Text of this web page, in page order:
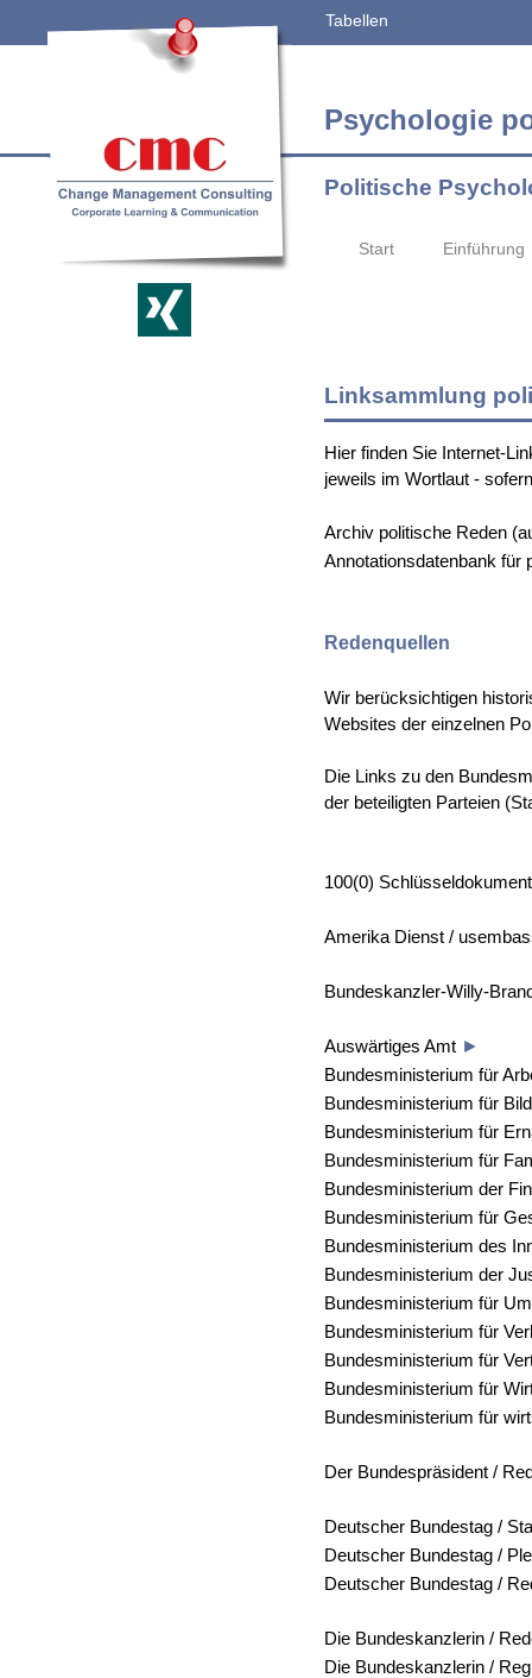
Psychologie
Politische
Start Einführung
Tabellen
Linksammlung
Hier finden Sie Internet-
jeweils im Wortlaut -
Archiv politische Reden
Annotationsdatenbank für
Redenquellen
Wir berücksichtigen
Websites der einzelnen
Die Links zu den
der beteiligten Parteien
100(0)
Amerika Dienst /
Bundeskanzler-Willy-
Auswärtiges Amt ►
Bundesministerium für
Bundesministerium für
Bundesministerium für
Bundesministerium für
Bundesministerium der
Bundesministerium für
Bundesministerium des
Bundesministerium der
Bundesministerium für
Bundesministerium für
Bundesministerium für
Bundesministerium für
Bundesministerium für
Der Bundespräsident /
Deutscher Bundestag /
Deutscher Bundestag /
Deutscher Bundestag /
Die Bundeskanzlerin /
Die Bundeskanzlerin /